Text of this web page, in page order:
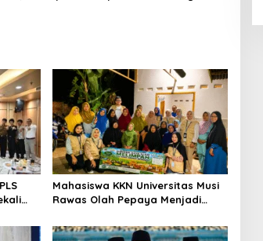
Mahasiswa KKN Universitas Musi
Rawas Olah Pepaya Menjadi
Dorong UMKM Desa Air Satan